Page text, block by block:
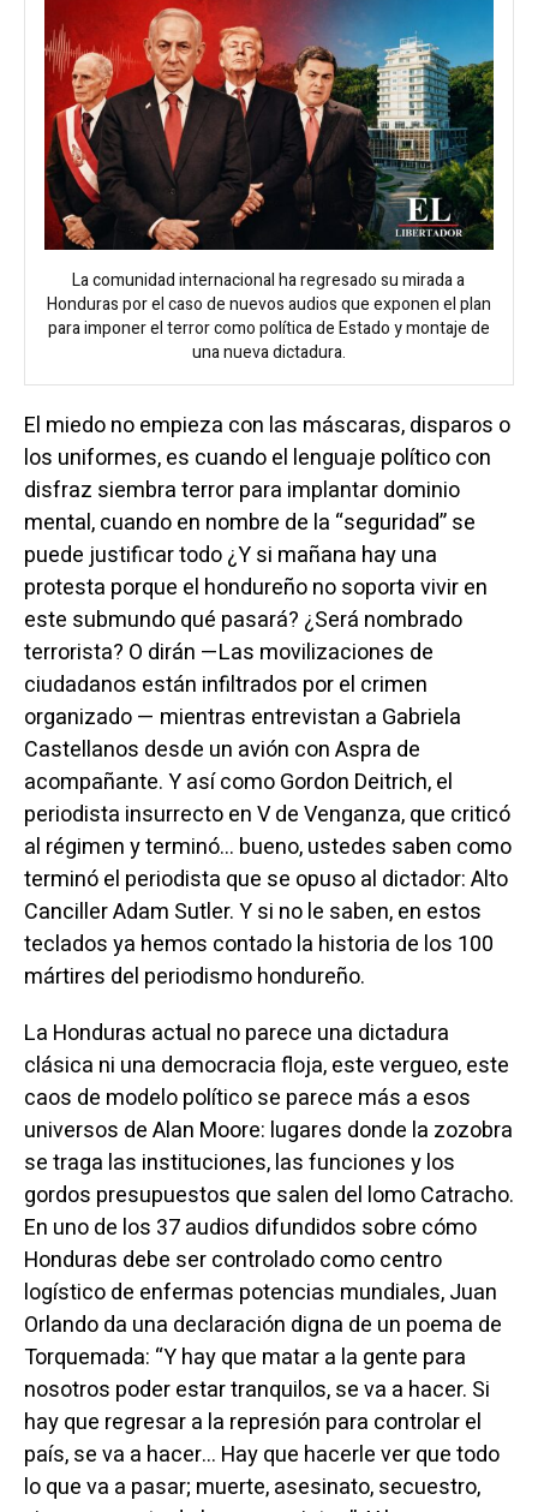
La comunidad internacional ha regresado su mirada a
Honduras por el caso de nuevos audios que exponen el plan
para imponer el terror como política de Estado y montaje de
una nueva dictadura.
El miedo no empieza con las máscaras, disparos o
los uniformes, es cuando el lenguaje político con
disfraz siembra terror para implantar dominio
mental, cuando en nombre de la “seguridad” se
puede justificar todo ¿Y si mañana hay una
protesta porque el hondureño no soporta vivir en
este submundo qué pasará? ¿Será nombrado
terrorista? O dirán —Las movilizaciones de
ciudadanos están infiltrados por el crimen
organizado — mientras entrevistan a Gabriela
Castellanos desde un avión con Aspra de
acompañante. Y así como Gordon Deitrich, el
periodista insurrecto en V de Venganza, que criticó
al régimen y terminó… bueno, ustedes saben como
terminó el periodista que se opuso al dictador: Alto
Canciller Adam Sutler. Y si no le saben, en estos
teclados ya hemos contado la historia de los 100
mártires del periodismo hondureño.
La Honduras actual no parece una dictadura
clásica ni una democracia floja, este vergueo, este
caos de modelo político se parece más a esos
universos de Alan Moore: lugares donde la zozobra
se traga las instituciones, las funciones y los
gordos presupuestos que salen del lomo Catracho.
En uno de los 37 audios difundidos sobre cómo
Honduras debe ser controlado como centro
logístico de enfermas potencias mundiales, Juan
Orlando da una declaración digna de un poema de
Torquemada: “Y hay que matar a la gente para
nosotros poder estar tranquilos, se va a hacer. Si
hay que regresar a la represión para controlar el
país, se va a hacer… Hay que hacerle ver que todo
lo que va a pasar; muerte, asesinato, secuestro,